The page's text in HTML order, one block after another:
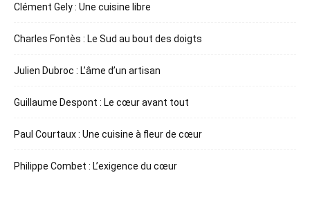
Clément Gely : Une cuisine libre
Charles Fontès : Le Sud au bout des doigts
Julien Dubroc : L’âme d’un artisan
Guillaume Despont : Le cœur avant tout
Paul Courtaux : Une cuisine à fleur de cœur
Philippe Combet : L’exigence du cœur